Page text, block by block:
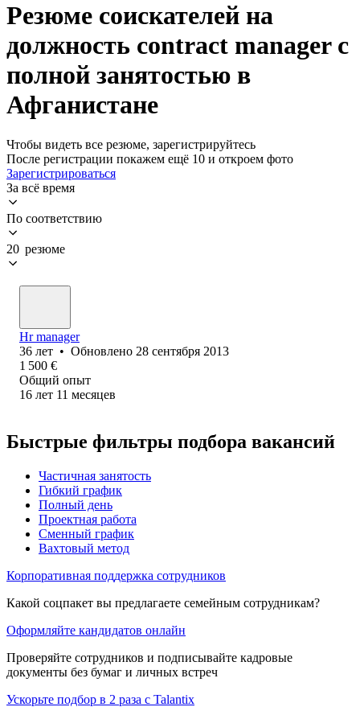
Резюме соискателей на
должность contract manager с
полной занятостью в
Афганистане
Чтобы видеть все резюме, зарегистрируйтесь
После регистрации покажем ещё 10 и откроем фото
Зарегистрироваться
За всё время
По соответствию
20 резюме
Hr manager
36 лет • Обновлено 28 сентября 2013
1 500 €
Общий опыт
16 лет 11 месяцев
Быстрые фильтры подбора вакансий
Частичная занятость
Гибкий график
Полный день
Проектная работа
Сменный график
Вахтовый метод
Корпоративная поддержка сотрудников
Какой соцпакет вы предлагаете семейным сотрудникам?
Оформляйте кандидатов онлайн
Проверяйте сотрудников и подписывайте кадровые
документы без бумаг и личных встреч
Ускорьте подбор в 2 раза с Talantix